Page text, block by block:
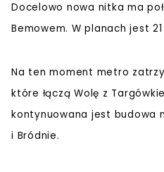
Docelowo nowa nitka ma
Bemowem. W planach jest
Na ten moment metro
które łączą Wolę z
kontynuowana jest budowa
i Bródnie.